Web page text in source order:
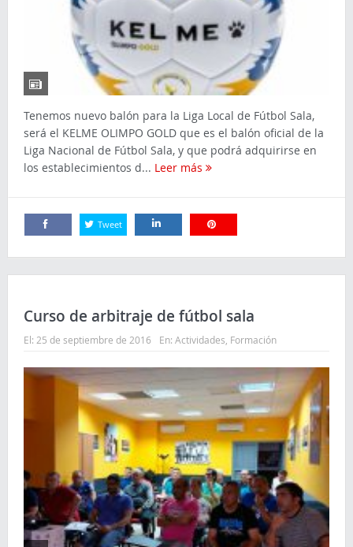
Tenemos nuevo balón para la Liga Local de Fútbol Sala,
será el KELME OLIMPO GOLD que es el balón oficial de la
Liga Nacional de Fútbol Sala, y que podrá adquirirse en
los establecimientos d... Leer más
Tweet
Curso de arbitraje de fútbol sala
El: 25 de septiembre de 2016 En: Actividades Formación